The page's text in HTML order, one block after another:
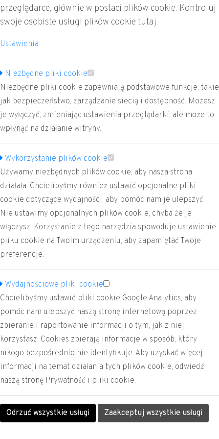
Pn.-Czw. 8:00 - 16:00
Pt. 8:00 - 14:00
LABORATORIUM
+48 41 341 72 43
labor@profident.pl
Godziny pracy:
Pn.-Pt. 8:00 - 16:00
SERWIS SPRZĘTU STOMATOLOGICZNEGO
+48 41 341 72 38
serwis@profident.pl
Godziny pracy:
Pn.-Czw. 8:00 - 16:00
Pt. 8:00 - 14:00
przeglądarce, głównie w postaci plików cookie. Kontroluj
swoje osobiste usługi plików cookie tutaj.
Ustawienia
Niezbędne pliki cookie
Niezbędne pliki cookie zapewniają podstawowe funkcje, takie
jak bezpieczeństwo, zarządzanie siecią i dostępność. Możesz
je wyłączyć, zmieniając ustawienia przeglądarki, ale może to
wpłynąć na działanie witryny.
Wykorzystanie plików cookie
Używamy niezbędnych plików cookie, aby nasza strona
działała. Chcielibyśmy również ustawić opcjonalne pliki
cookie dotyczące wydajności, aby pomóc nam je ulepszyć.
Nie ustawimy opcjonalnych plików cookie, chyba że je
włączysz. Korzystanie z tego narzędzia spowoduje ustawienie
pliku cookie na Twoim urządzeniu, aby zapamiętać Twoje
preferencje.
Wydajnościowe pliki cookie
Chcielibyśmy ustawić pliki cookie Google Analytics, aby
pomóc nam ulepszyć naszą stronę internetową poprzez
zbieranie i raportowanie informacji o tym, jak z niej
korzystasz. Cookies zbierają informacje w sposób, który
nikogo bezpośrednio nie identyfikuje. Aby uzyskać więcej
informacji na temat działania tych plików cookie, odwiedź
naszą stronę Prywatność i pliki cookie.
Odrzuć wszystkie usługi Zaakceptuj wszystkie usługi